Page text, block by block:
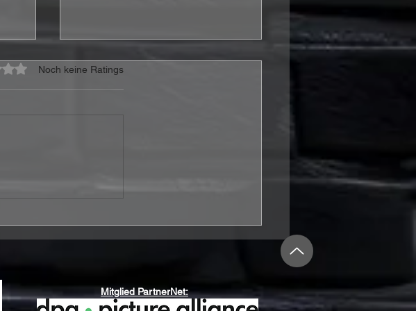
Deutschland: Offizielle Fan-
5 Sternen bewertet.
Noch keine Ratings
Mitglied PartnerNet: